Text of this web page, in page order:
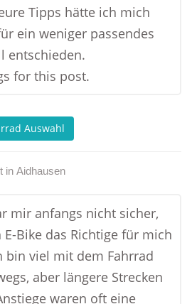
Tipps hätte ich mich
ein weniger passendes
entschieden.
for this post.
Auswahl
in Aidhausen
mir anfangs nicht sicher,
E-Bike das Richtige für mich
bin viel mit dem Fahrrad
aber längere Strecken
waren oft eine